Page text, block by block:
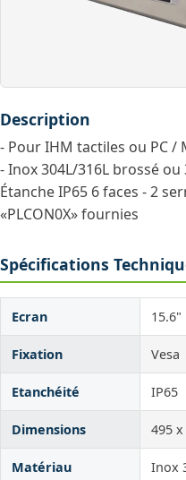
Description
- Pour IHM tactiles ou PC /
- Inox 304L/316L brossé ou
Étanche IP65 6 faces - 2
«PLCON0X» fournies
Spécifications
Ecran 15.6"
Fixation Vesa
Etanchéité IP65
Dimensions 495
Matériau Inox